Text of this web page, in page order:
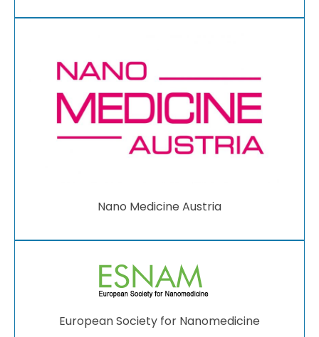
Nano Medicine Austria
European Society for Nanomedicine